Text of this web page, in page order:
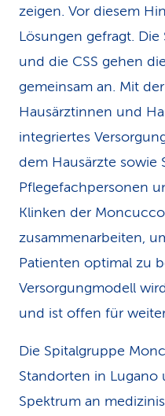
zeigen. Vor diesem
Lösungen gefragt.
und die CSS gehen
gemeinsam an. Mit
Hausärztinnen und
integriertes
dem Hausärzte sowie
Pflegefachpersonen
Klinken der
zusammenarbeiten,
Patienten optimal zu
Versorgungmodell
und ist offen für
Die Spitalgruppe
Standorten in Lugano
Spektrum an